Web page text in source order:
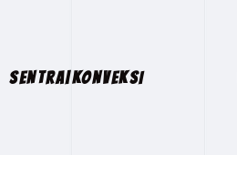
SENTRA|KONVEKSI